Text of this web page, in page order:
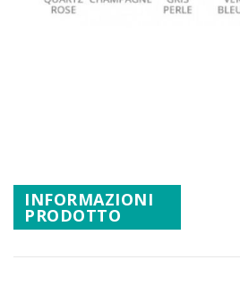
Promozioni
INFORMAZIONI
PRODOTTO